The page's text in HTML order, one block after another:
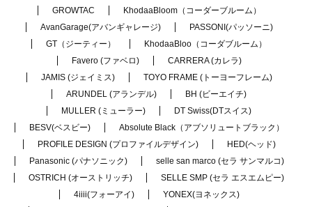
GROWTAC
KhodaaBloom（コーダーブルーム）
AvanGarage(アバンギャレージ)
PASSONI(パッソーニ)
GT（ジーティー）
KhodaaBloo（コーダブルーム）
Favero (ファベロ)
CARRERA (カレラ)
JAMIS (ジェイミス)
TOYO FRAME (トーヨーフレーム)
ARUNDEL (アランデル)
BH (ビーエイチ)
MULLER (ミューラー)
DT Swiss(DTスイス)
BESV(ベスビー)
Absolute Black（アブソリュートブラック）
PROFILE DESIGN (プロファイルデザイン)
HED(ヘッド)
Panasonic (パナソニック)
selle san marco (セラ サンマルコ)
OSTRICH (オーストリッチ)
SELLE SMP (セラ エスエムピー)
4iiii(フォーアイ)
YONEX(ヨネックス)